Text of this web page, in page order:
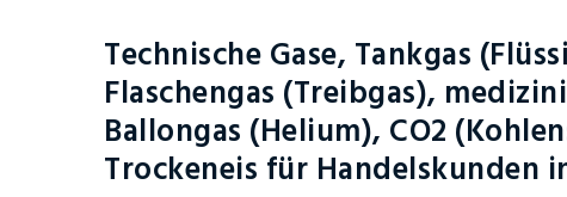
Technische Gase, Tankgas
Flaschengas (Treibgas),
Ballongas (Helium), CO2
Trockeneis für Handelskunden